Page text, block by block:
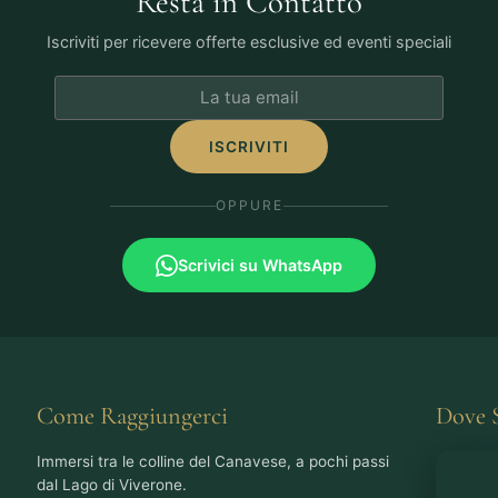
Iscriviti per ricevere offerte esclusive ed eventi speciali
ISCRIVITI
OPPURE
Scrivici su WhatsApp
Come Raggiungerci
Immersi tra le colline del Canavese, a pochi passi
dal Lago di Viverone.
Dove